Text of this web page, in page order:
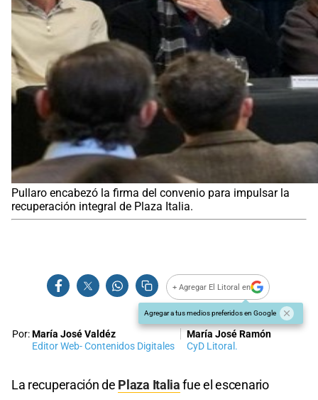
Pullaro encabezó la firma del convenio para impulsar la
recuperación integral de Plaza Italia.
+ Agregar El Litoral en
Agregar a tus medios preferidos en Google
Por:María José Valdéz
Editor Web- Contenidos Digitales
María José Ramón
CyD Litoral.
La recuperación de Plaza Italiafue el escenario